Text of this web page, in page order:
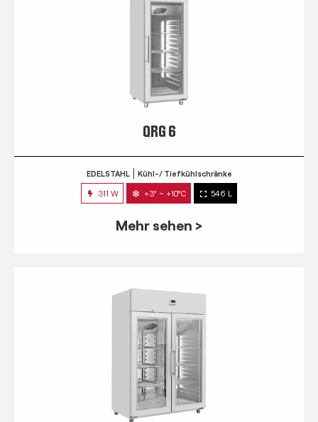
QRG 6
EDELSTAHL Kühl-/ Tiefkühlschränke
311 W +3° ~ +10°C 546 L
Mehr sehen >